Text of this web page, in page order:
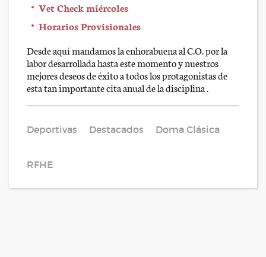
Vet Check miércoles
Horarios Provisionales
Desde aquí mandamos la enhorabuena al C.O. por la
labor desarrollada hasta este momento y nuestros
mejores deseos de éxito a todos los protagonistas de
esta tan importante cita anual de la disciplina .
Deportivas Destacados Doma Clásica
RFHE